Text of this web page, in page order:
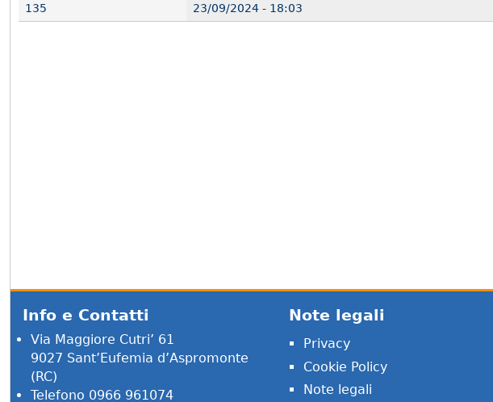
135 23/09/2024 - 18:03
Info e Contatti
Via Maggiore Cutri’ 61
9027 Sant’Eufemia d’Aspromonte
(RC)
Telefono 0966 961074
Note legali
Privacy
Cookie Policy
Note legali